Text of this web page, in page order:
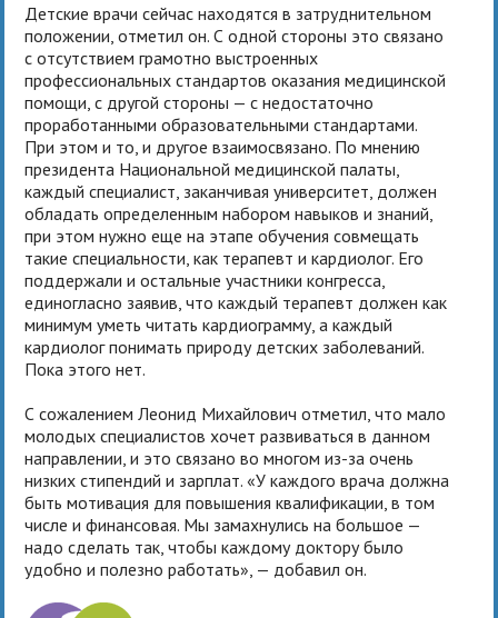
Детские врачи сейчас находятся в затруднительном
положении, отметил он. С одной стороны это связано
с отсутствием грамотно выстроенных
профессиональных стандартов оказания медицинской
помощи, с другой стороны — с недостаточно
проработанными образовательными стандартами.
При этом и то, и другое взаимосвязано. По мнению
президента Национальной медицинской палаты,
каждый специалист, заканчивая университет, должен
обладать определенным набором навыков и знаний,
при этом нужно еще на этапе обучения совмещать
такие специальности, как терапевт и кардиолог. Его
поддержали и остальные участники конгресса,
единогласно заявив, что каждый терапевт должен как
минимум уметь читать кардиограмму, а каждый
кардиолог понимать природу детских заболеваний.
Пока этого нет.
С сожалением Леонид Михайлович отметил, что мало
молодых специалистов хочет развиваться в данном
направлении, и это связано во многом из-за очень
низких стипендий и зарплат. «У каждого врача должна
быть мотивация для повышения квалификации, в том
числе и финансовая. Мы замахнулись на большое —
надо сделать так, чтобы каждому доктору было
удобно и полезно работать», — добавил он.